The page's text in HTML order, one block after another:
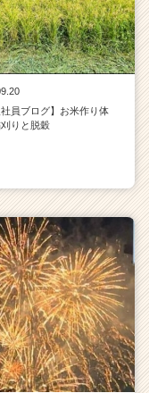
社員ブログ】お米作り体
りと脱穀